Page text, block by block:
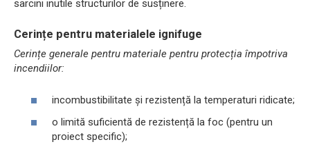
sarcini inutile structurilor de susținere.
Cerințe pentru materialele ignifuge
Cerințe generale pentru materiale pentru protecția împotriva
incendiilor:
incombustibilitate și rezistență la temperaturi ridicate;
o limită suficientă de rezistență la foc (pentru un
proiect specific);